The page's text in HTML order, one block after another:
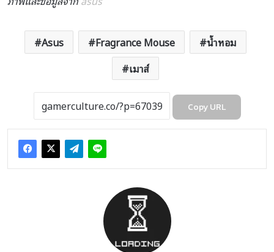
Asus Fragrance Mouse
น้ำหอม
เมาส์
Copy URL